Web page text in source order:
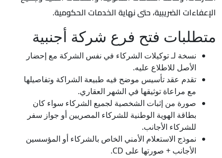
الإعفاءات الضريبية، حتى نهاية الخدمات الحكومية.
متطلبات فتح فرع شركة أجنبية
نسخة لـ توكيلات الشركاء في نفس الشركة مع إحضار
الأصل للاطلاع عليه.
تقدم عقد تأسيس موضح فيه طبيعة الشراكة وتفاصيلها
مع مراعاة توثيقها في الشهر العقاري.
صورة من إثبات الشخصية لجميع الشركاء سواء كان
بطاقة الهوية الوطنية للشركاء المصريين أو جواز سفر
للشركاء الأجانب.
نموذج الاستعلام الأمني الخاص بالشركاء أو المؤسسين
الأجانب + صورتها على CD.